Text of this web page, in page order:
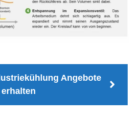
Angebote
erhalten